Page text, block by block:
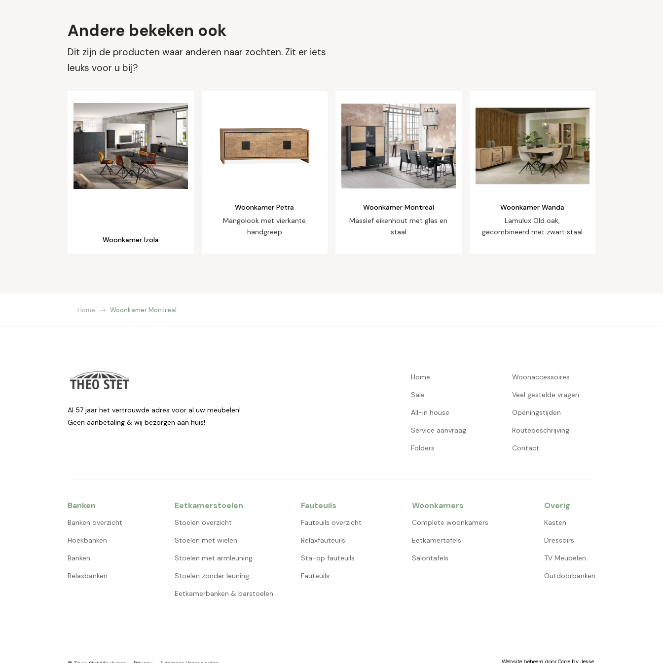
Andere bekeken ook
Dit zijn de producten waar anderen naar zochten. Zit er iets
leuks voor u bij?
Woonkamer Izola
Woonkamer Petra
Mangolook met vierkante
handgreep
Woonkamer Montreal
Massief eikenhout met glas en
staal
Woonkamer Wanda
Lamulux Old oak,
gecombineerd met zwart staal
Home Woonkamer Montreal
Al 57 jaar het vertrouwde adres voor al uw meubelen!
Geen aanbetaling & wij bezorgen aan huis!
Home
Sale
All-in house
Service aanvraag
Folders
Woonaccessoires
Veel gestelde vragen
Openingstijden
Routebeschrijving
Contact
Banken
Banken overzicht
Hoekbanken
Banken
Relaxbanken
Eetkamerstoelen
Stoelen overzicht
Stoelen met wielen
Stoelen met armleuning
Stoelen zonder leuning
Eetkamerbanken & barstoelen
Fauteuils
Fauteuils overzicht
Relaxfauteuils
Sta-op fauteuils
Fauteuils
Woonkamers
Complete woonkamers
Eetkamertafels
Salontafels
Overig
Kasten
Dressoirs
TV Meubelen
Outdoorbanken
Website beheerd door Code by Jesse